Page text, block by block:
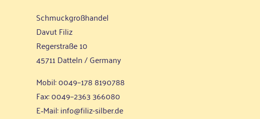
Schmuck­groß­han­del
Davut Filiz
Reger­stra­ße 10
45711 Dat­teln / Germany
Mobil: 0049–178 8190788
Fax: 0049–2363 366080
E‑Mail:info@filiz-silber.de